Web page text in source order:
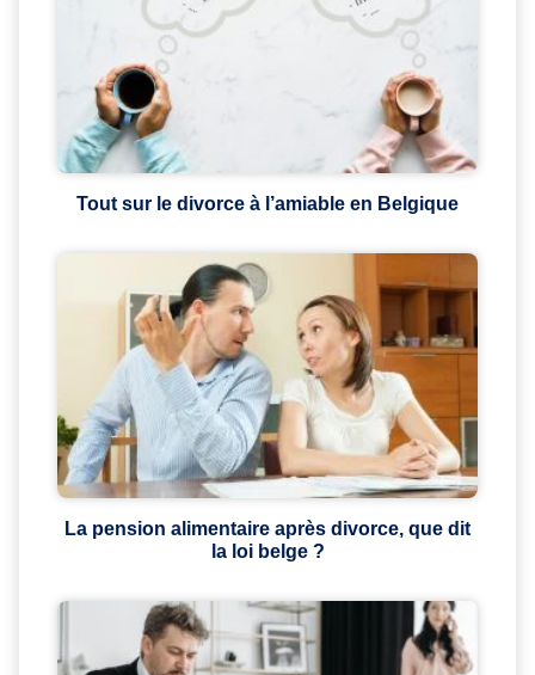
Tout sur le divorce à l’amiable en Belgique
La pension alimentaire après divorce, que dit
la loi belge ?